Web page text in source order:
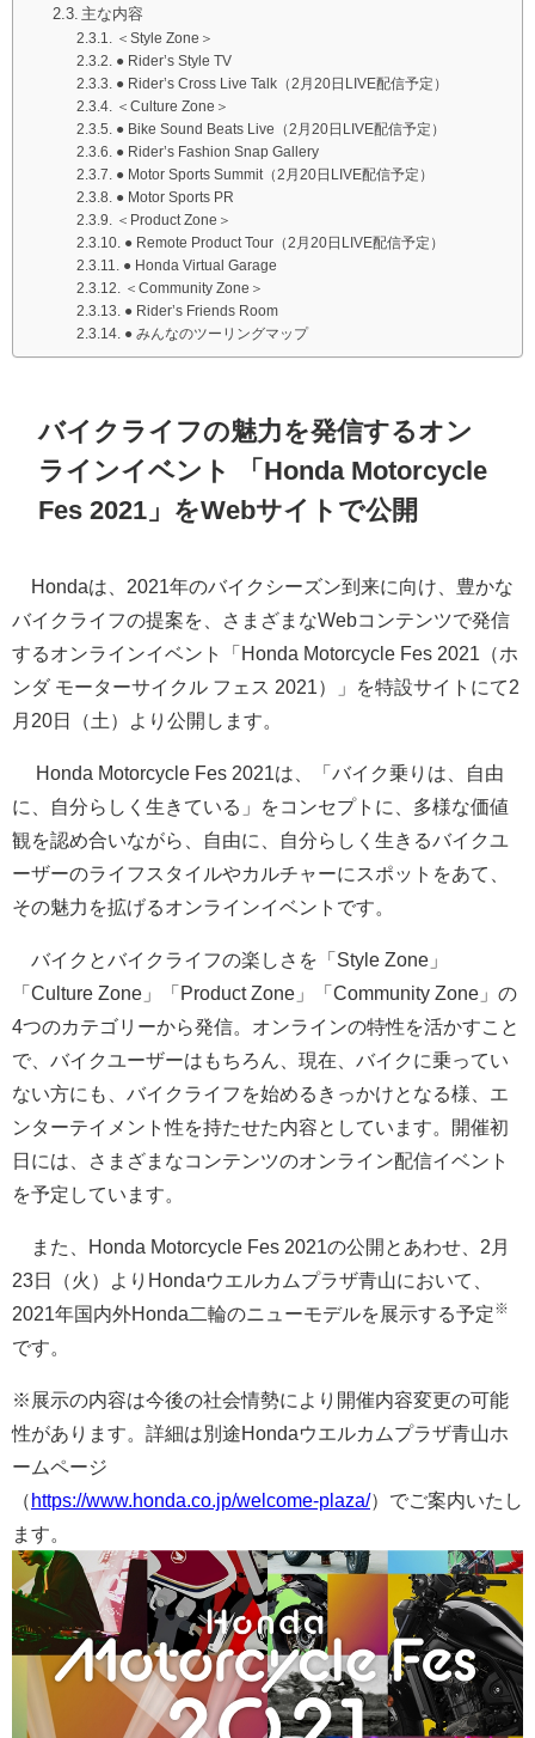
主な内容
＜Style Zone＞
● Rider’s Style TV
● Rider’s Cross Live Talk（2月20日LIVE配信予定）
＜Culture Zone＞
● Bike Sound Beats Live（2月20日LIVE配信予定）
● Rider’s Fashion Snap Gallery
● Motor Sports Summit（2月20日LIVE配信予定）
● Motor Sports PR
＜Product Zone＞
● Remote Product Tour（2月20日LIVE配信予定）
● Honda Virtual Garage
＜Community Zone＞
● Rider’s Friends Room
● みんなのツーリングマップ
バイクライフの魅力を発信するオン
ラインイベント 「Honda Motorcycle
Fes 2021」をWebサイトで公開
Hondaは、2021年のバイクシーズン到来に向け、豊かな
バイクライフの提案を、さまざまなWebコンテンツで発信
するオンラインイベント「Honda Motorcycle Fes 2021（ホ
ンダ モーターサイクル フェス 2021）」を特設サイトにて2
月20日（土）より公開します。
Honda Motorcycle Fes 2021は、「バイク乗りは、自由
に、自分らしく生きている」をコンセプトに、多様な価値
観を認め合いながら、自由に、自分らしく生きるバイクユ
ーザーのライフスタイルやカルチャーにスポットをあて、
その魅力を拡げるオンラインイベントです。
バイクとバイクライフの楽しさを「Style Zone」
「Culture Zone」「Product Zone」「Community Zone」の
4つのカテゴリーから発信。オンラインの特性を活かすこと
で、バイクユーザーはもちろん、現在、バイクに乗ってい
ない方にも、バイクライフを始めるきっかけとなる様、エ
ンターテイメント性を持たせた内容としています。開催初
日には、さまざまなコンテンツのオンライン配信イベント
を予定しています。
また、Honda Motorcycle Fes 2021の公開とあわせ、2月
23日（火）よりHondaウエルカムプラザ青山において、
2021年国内外Honda二輪のニューモデルを展示する予定※
です。
※ 展示の内容は今後の社会情勢により開催内容変更の可能
性があります。詳細は別途Hondaウエルカムプラザ青山ホ
ームページ
（ https://www.honda.co.jp/welcome-plaza/）でご案内いたし
ます。